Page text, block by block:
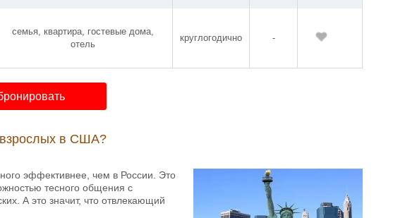
семья, квартира, гостевые дома,
отель
круглогодично -
взрослых в США?
эффективнее, чем в России. Это
тесного общения с
А это значит, что отвлекающий